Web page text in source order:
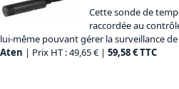
Cette sonde de
raccordée au
lui-même pouvant gérer la surveillance de
Aten | Prix HT : 49,65 € | 59,58 € TTC